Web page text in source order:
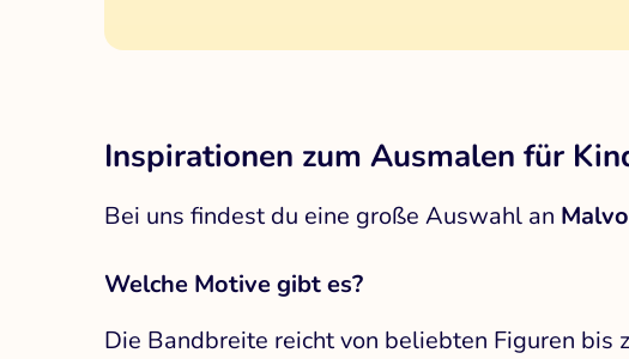
Inspirationen zum Ausmalen für
Bei uns findest du eine große Auswahl an
Welche Motive gibt es?
Die Bandbreite reicht von beliebten Figuren